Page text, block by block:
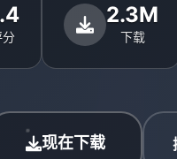
分
2.3M
下载
现在下载